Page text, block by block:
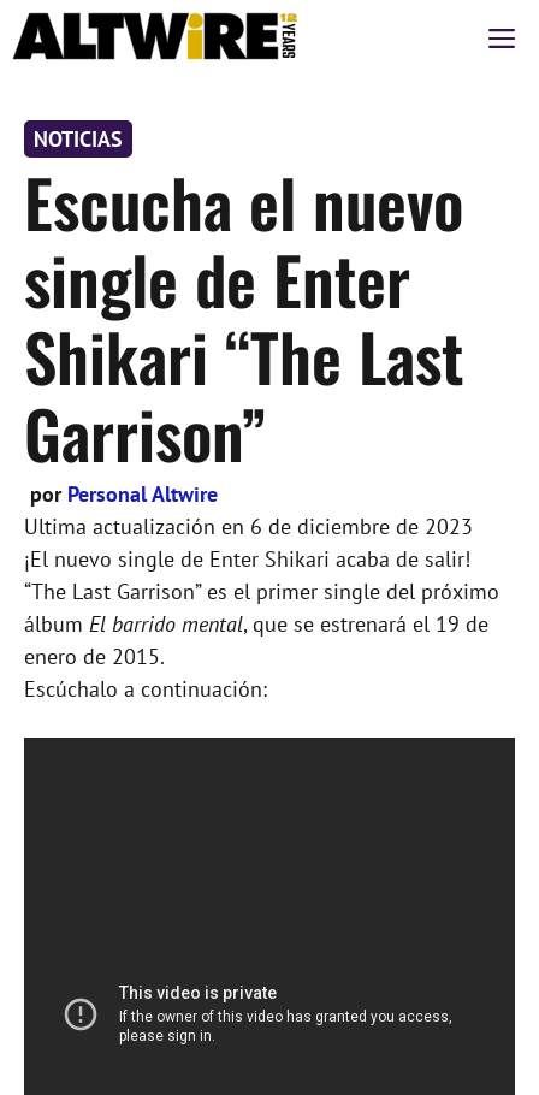
Saltar
al
NOTICIAS
Escucha el nuevo
single de Enter
Shikari “The Last
Garrison”
por Personal Altwire
Ultima actualización en 6 de diciembre de 2023
¡El nuevo single de Enter Shikari acaba de salir!
“The Last Garrison” es el primer single del próximo
álbum El barrido mental, que se estrenará el 19 de
enero de 2015.
Escúchalo a continuación: